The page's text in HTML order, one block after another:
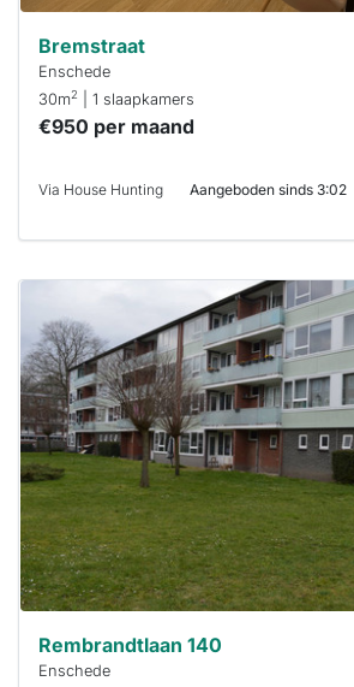
Bremstraat
Enschede
30m2 | 1 slaapkamers
€950 per maand
Via House Hunting Aangeboden sinds 3:02
is
waarschijnlijk
al verhuurd
Om kans te
maken moet je
binnen 15
minuten
reageren.
Stekkies helpt
je hierbij!
Rembrandtlaan 140
Enschede